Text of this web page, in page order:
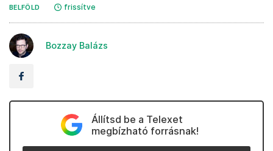
BELFÖLD frissítve
Bozzay Balázs
Állítsd be a Telexet
megbízható forrásnak!